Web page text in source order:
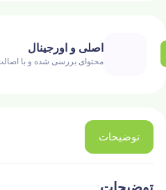
اصلی و اورجینال
محتوای بررسی شده و با
توضیحات